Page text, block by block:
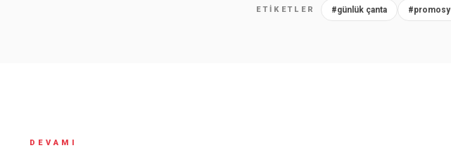
ETIKETLER #günlük çanta
DEVAMI